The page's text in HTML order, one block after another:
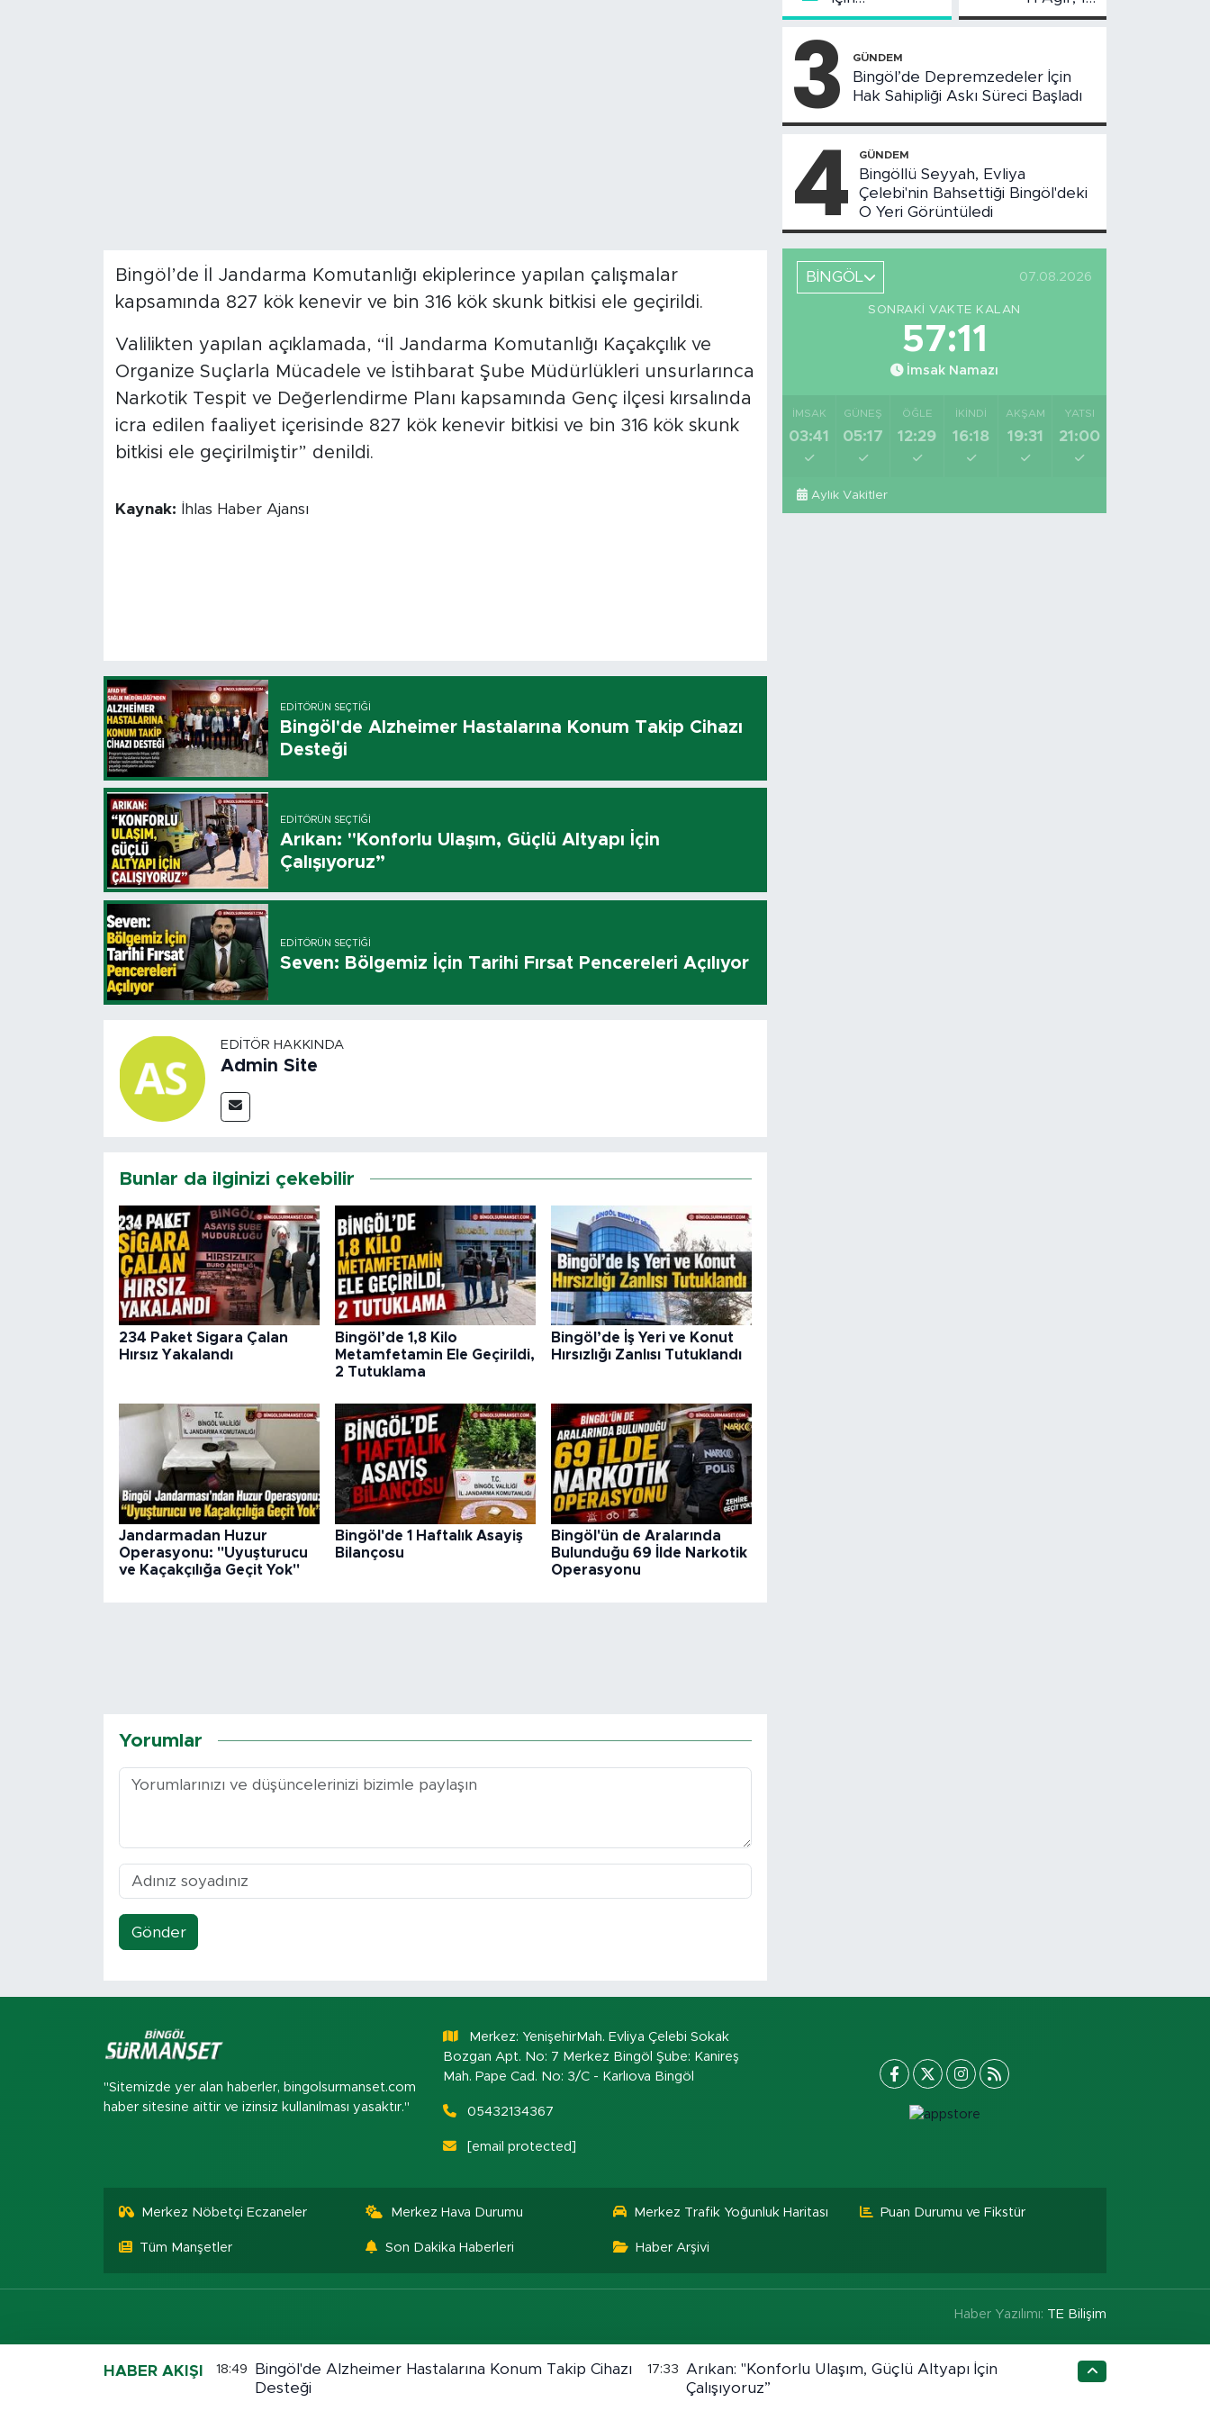
Bingöl’de İl Jandarma Komutanlığı ekiplerince yapılan çalışmalar
kapsamında 827 kök kenevir ve bin 316 kök skunk bitkisi ele geçirildi.
Valilikten yapılan açıklamada, “İl Jandarma Komutanlığı Kaçakçılık ve
Organize Suçlarla Mücadele ve İstihbarat Şube Müdürlükleri unsurlarınca
Narkotik Tespit ve Değerlendirme Planı kapsamında Genç ilçesi kırsalında
icra edilen faaliyet içerisinde 827 kök kenevir bitkisi ve bin 316 kök skunk
bitkisi ele geçirilmiştir” denildi.
Kaynak: İhlas Haber Ajansı
EDITÖRÜN SEÇTIĞI
Bingöl'de Alzheimer Hastalarına Konum Takip Cihazı
Desteği
EDITÖRÜN SEÇTIĞI
Arıkan: "Konforlu Ulaşım, Güçlü Altyapı İçin
Çalışıyoruz”
EDITÖRÜN SEÇTIĞI
Seven: Bölgemiz İçin Tarihi Fırsat Pencereleri Açılıyor
EDITÖR HAKKINDA
Admin Site
Bunlar da ilginizi çekebilir
234 Paket Sigara Çalan
Hırsız Yakalandı
Bingöl’de 1,8 Kilo
Metamfetamin Ele Geçirildi,
2 Tutuklama
Bingöl’de İş Yeri ve Konut
Hırsızlığı Zanlısı Tutuklandı
Jandarmadan Huzur
Operasyonu: "Uyuşturucu
ve Kaçakçılığa Geçit Yok"
Bingöl'de 1 Haftalık Asayiş
Bilançosu
Bingöl'ün de Aralarında
Bulunduğu 69 İlde Narkotik
Operasyonu
Yorumlar
Gönder
Değerlendirme
Yapıldı
Yaralı
3 GÜNDEM
Bingöl’de Depremzedeler İçin
Hak Sahipliği Askı Süreci Başladı
4 GÜNDEM
Bingöllü Seyyah, Evliya
Çelebi'nin Bahsettiği Bingöl'deki
O Yeri Görüntüledi
BİNGÖL 07.08.2026
SONRAKI VAKTE KALAN
57:10
İmsak Namazı
İMSAK
03:41
GÜNEŞ
05:17
ÖĞLE
12:29
İKINDI
16:18
AKŞAM
19:31
YATSI
21:00
Aylık Vakitler
"Sitemizde yer alan haberler, bingolsurmanset.com
haber sitesine aittir ve izinsiz kullanılması yasaktır."
Merkez: YenişehirMah. Evliya Çelebi Sokak
Bozgan Apt. No: 7 Merkez Bingöl Şube: Kanireş
Mah. Pape Cad. No: 3/C - Karlıova Bingöl
05432134367
[email protected]
Merkez Nöbetçi Eczaneler Merkez Hava Durumu Merkez Trafik Yoğunluk Haritası Puan Durumu ve Fikstür
Tüm Manşetler Son Dakika Haberleri Haber Arşivi
Haber Yazılımı: TE Bilişim
HABER AKIŞI 18:49
Bingöl'de Alzheimer Hastalarına Konum Takip Cihazı
Desteği
17:33
Arıkan: "Konforlu Ulaşım, Güçlü Altyapı İçin
Çalışıyoruz”
Tavz Der
Bingöl Kaza Haberleri